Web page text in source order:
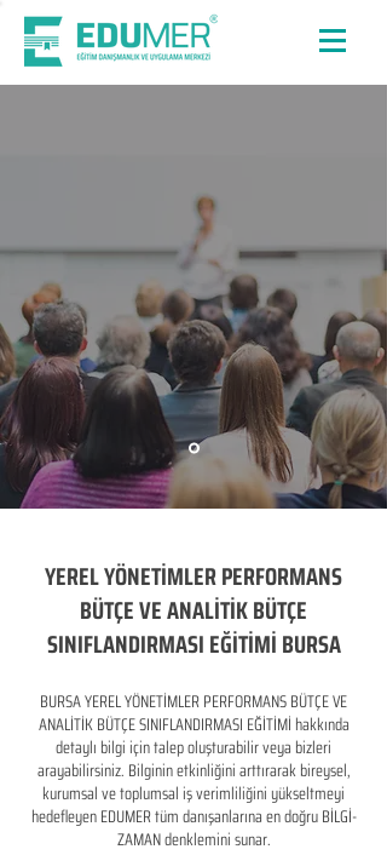
YEREL YÖNETİMLER PERFORMANS
BÜTÇE VE ANALİTİK BÜTÇE
SINIFLANDIRMASI EĞİTİMİ BURSA
BURSA YEREL YÖNETİMLER PERFORMANS BÜTÇE VE
ANALİTİK BÜTÇE SINIFLANDIRMASI EĞİTİMİ hakkında
detaylı bilgi için talep oluşturabilir veya bizleri
arayabilirsiniz. Bilginin etkinliğini arttırarak bireysel,
kurumsal ve toplumsal iş verimliliğini yükseltmeyi
hedefleyen​ EDUMER tüm danışanlarına en doğru BİLGİ-
ZAMAN denklemini sunar.